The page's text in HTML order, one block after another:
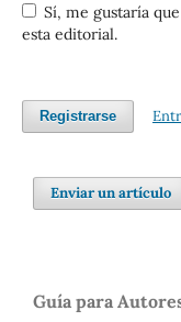
Sí, me gustaría que me contacten para revisar los envíos de
esta editorial.
Registrarse
Enviar un artículo
Guía para